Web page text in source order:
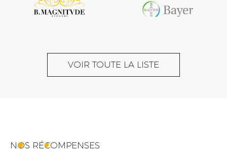
VOIR TOUTE LA LISTE
NOS RÉCOMPENSES